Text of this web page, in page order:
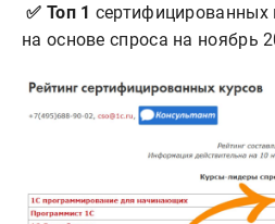
✅ Топ 1 сертифицированных
на основе спроса на ноябрь